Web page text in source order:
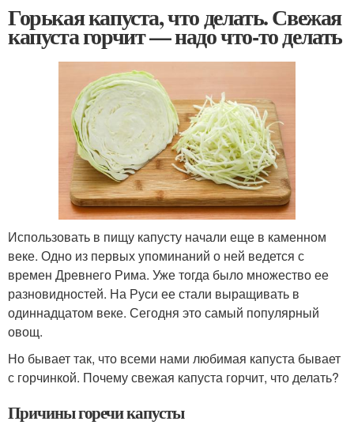
Горькая капуста, что делать. Свежая
капуста горчит — надо что-то делать
Использовать в пищу капусту начали еще в каменном
веке. Одно из первых упоминаний о ней ведется с
времен Древнего Рима. Уже тогда было множество ее
разновидностей. На Руси ее стали выращивать в
одиннадцатом веке. Сегодня это самый популярный
овощ.
Но бывает так, что всеми нами любимая капуста бывает
с горчинкой. Почему свежая капуста горчит, что делать?
Причины горечи капусты